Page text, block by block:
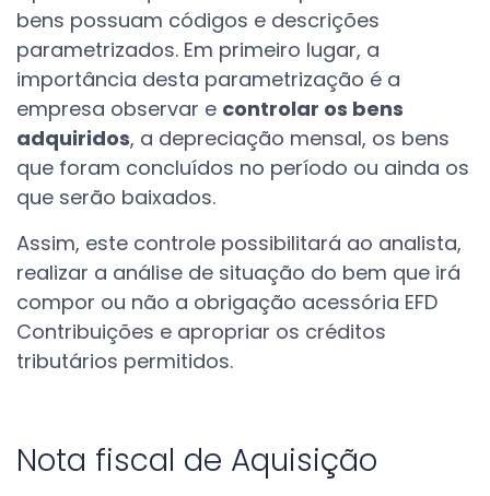
bens possuam códigos e descrições
parametrizados. Em primeiro lugar, a
importância desta parametrização é a
empresa observar e controlar os bens
adquiridos, a depreciação mensal, os bens
que foram concluídos no período ou ainda os
que serão baixados.
Assim, este controle possibilitará ao analista,
realizar a análise de situação do bem que irá
compor ou não a obrigação acessória EFD
Contribuições e apropriar os créditos
tributários permitidos.
Nota fiscal de Aquisição